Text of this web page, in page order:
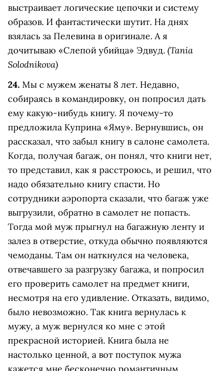
выстраивает логические цепочки и систему
образов. И фантастически шутит. На днях
взялась за Пелевина в оригинале. А я
дочитываю «Слепой убийца» Эдвуд. (Tania
Solodnikova)
24. Мы с мужем женаты 8 лет. Недавно,
собираясь в командировку, он попросил дать
ему какую-нибудь книгу. Я почему-то
предложила Куприна «Яму». Вернувшись, он
рассказал, что забыл книгу в салоне самолета.
Когда, получая багаж, он понял, что книги нет,
то представил, как я расстроюсь, и решил, что
надо обязательно книгу спасти. Но
сотрудники аэропорта сказали, что багаж уже
выгрузили, обратно в самолет не попасть.
Тогда мой муж прыгнул на багажную ленту и
залез в отверстие, откуда обычно появляются
чемоданы. Там он наткнулся на человека,
отвечавшего за разгрузку багажа, и попросил
его проверить самолет на предмет книги,
несмотря на его удивление. Отказать, видимо,
было невозможно. Так книга вернулаcь к
мужу, а муж вернулся ко мне с этой
прекрасной историей. Книга была не
настолько ценной, а вот поступок мужа